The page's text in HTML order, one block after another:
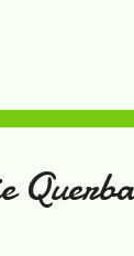
à savoir
laquelle l'appel